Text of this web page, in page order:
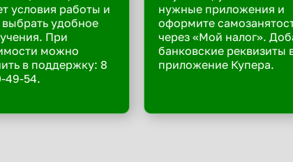
условия работы и
удобное
При
можно
в поддержку: 8
49-54.
нужные приложения и
оформите
через «Мой налог».
банковские реквизиты
приложение Купера.